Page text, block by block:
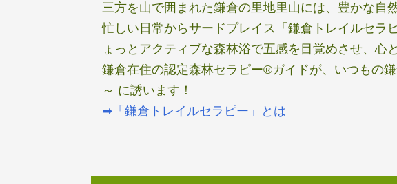
三方を山で囲まれた鎌倉の里地里山には、豊かな自
忙しい日常からサードプレイス「鎌倉トレイルセラ
ょっとアクティブな森林浴で五感を目覚めさせ、心
鎌倉在住の認定森林セラピー®ガイドが、いつもの
～ に誘います！
➡「鎌倉トレイルセラピー」とは